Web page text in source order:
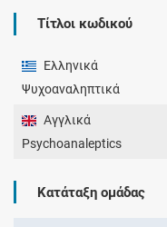
Τίτλοι κωδικού
Ελληνικά
Ψυχοαναληπτικά
Αγγλικά
Psychoanaleptics
Κατάταξη ομάδας